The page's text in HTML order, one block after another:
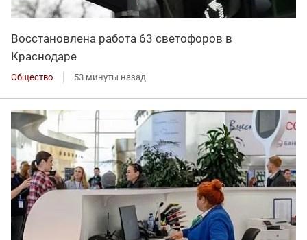
Восстановлена работа 63 светофоров в
Краснодаре
Общество 53 минуты назад